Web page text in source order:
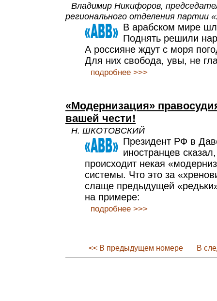
Владимир Никифоров,
регионального отделения партии
В арабском мире
Поднять решили
А россияне ждут с моря
Для них свобода, увы, не
подробнее >>>
«Модернизация»
вашей чести!
Н. ШКОТОВСКИЙ
Президент РФ в
иностранцев
происходит некая
системы. Что это за
слаще предыдущей
на примере:
подробнее >>>
<< В предыдущем номере В